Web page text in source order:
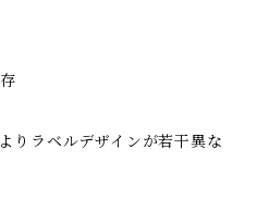
りラベルデザインが若干異な